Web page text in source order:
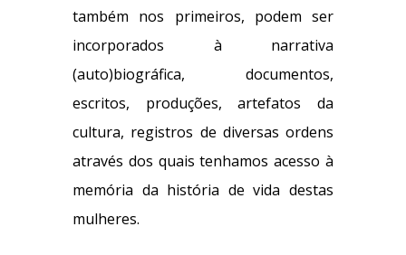
também nos primeiros, podem ser
incorporados à narrativa
(auto)biográfica, documentos,
escritos, produções, artefatos da
cultura, registros de diversas ordens
através dos quais tenhamos acesso à
memória da história de vida destas
mulheres.